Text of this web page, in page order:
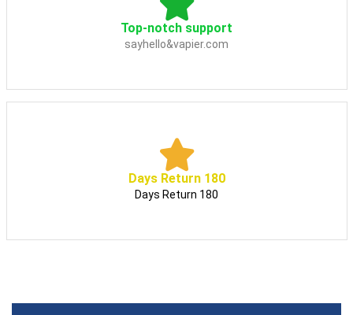
Top-notch support
sayhello&vapier.com
180 Days Return
180 Days Return